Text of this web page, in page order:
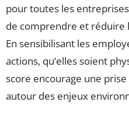
pour toutes les
de comprendre et réduire
En sensibilisant les
actions, qu’elles soient
score encourage une
autour des enjeux